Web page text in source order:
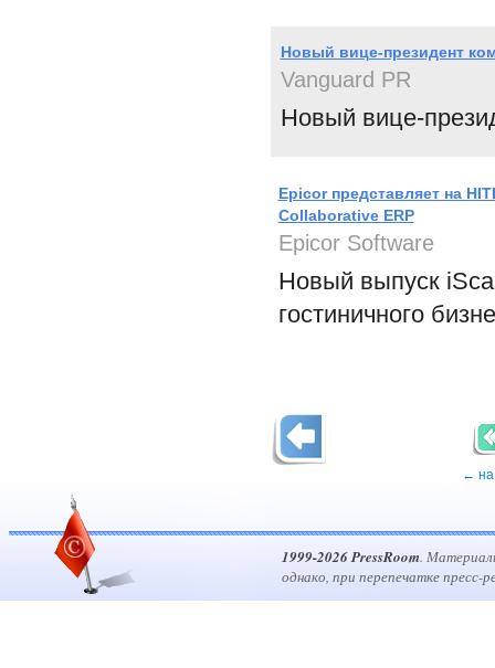
Новый вице-президент
Vanguard PR
Новый вице-
Epicor представляет на
Collaborative ERP
Epicor Software
Новый выпуск
гостиничного
← на
1999-2026 PressRoom.
однако, при перепечатке пресс-